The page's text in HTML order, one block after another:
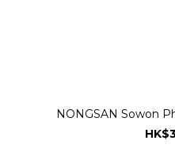
NONGSAN Sowon